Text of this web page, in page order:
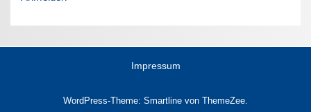
Impressum
WordPress-Theme: Smartline von ThemeZee.